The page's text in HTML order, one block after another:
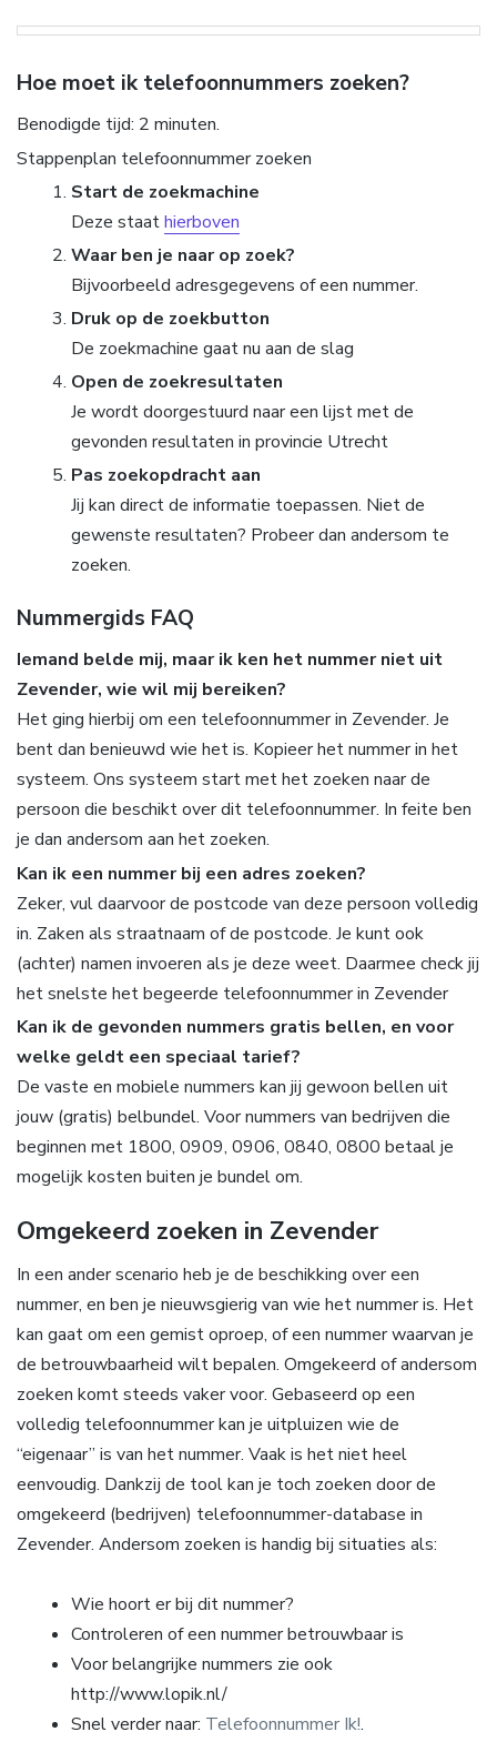
Hoe moet ik telefoonnummers zoeken?
Benodigde tijd: 2 minuten.
Stappenplan telefoonnummer zoeken
Start de zoekmachine
Deze staathierboven
Waar ben je naar op zoek?
Bijvoorbeeld adresgegevens of een nummer.
Druk op de zoekbutton
De zoekmachine gaat nu aan de slag
Open de zoekresultaten
Je wordt doorgestuurd naar een lijst met de
gevonden resultaten in provincie Utrecht
Pas zoekopdracht aan
Jij kan direct de informatie toepassen. Niet de
gewenste resultaten? Probeer dan andersom te
zoeken.
Nummergids FAQ
Iemand belde mij, maar ik ken het nummer niet uit
Zevender, wie wil mij bereiken?
Het ging hierbij om een telefoonnummer in Zevender. Je
bent dan benieuwd wie het is. Kopieer het nummer in het
systeem. Ons systeem start met het zoeken naar de
persoon die beschikt over dit telefoonnummer. In feite ben
je dan andersom aan het zoeken.
Kan ik een nummer bij een adres zoeken?
Zeker, vul daarvoor de postcode van deze persoon volledig
in. Zaken als straatnaam of de postcode. Je kunt ook
(achter) namen invoeren als je deze weet. Daarmee check jij
het snelste het begeerde telefoonnummer in Zevender
Kan ik de gevonden nummers gratis bellen, en voor
welke geldt een speciaal tarief?
De vaste en mobiele nummers kan jij gewoon bellen uit
jouw (gratis) belbundel. Voor nummers van bedrijven die
beginnen met 1800, 0909, 0906, 0840, 0800 betaal je
mogelijk kosten buiten je bundel om.
Omgekeerd zoeken in Zevender
In een ander scenario heb je de beschikking over een
nummer, en ben je nieuwsgierig van wie het nummer is. Het
kan gaat om een gemist oproep, of een nummer waarvan je
de betrouwbaarheid wilt bepalen. Omgekeerd of andersom
zoeken komt steeds vaker voor. Gebaseerd op een
volledig telefoonnummer kan je uitpluizen wie de
“eigenaar” is van het nummer. Vaak is het niet heel
eenvoudig. Dankzij de tool kan je toch zoeken door de
omgekeerd (bedrijven) telefoonnummer-database in
Zevender. Andersom zoeken is handig bij situaties als:
Wie hoort er bij dit nummer?
Controleren of een nummer betrouwbaar is
Voor belangrijke nummers zie ook
http://www.lopik.nl/
Snel verder naar: Telefoonnummer Ik!.